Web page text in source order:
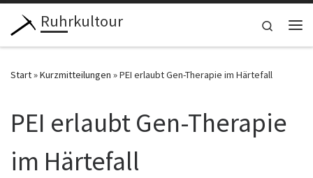
Zum Inhalt springen
Ruhrkultour
Search
Start»Kurzmitteilungen »PEI erlaubt Gen-Therapie im Härtefall
PEI erlaubt Gen-Therapie
im Härtefall